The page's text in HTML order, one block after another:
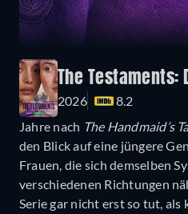
The Testaments:
2026
8.2
Jahre nach The Handmaid’s
den Blick auf eine jüngere
Frauen, die sich demselben
verschiedenen Richtungen
Serie gar nicht erst so tut, als